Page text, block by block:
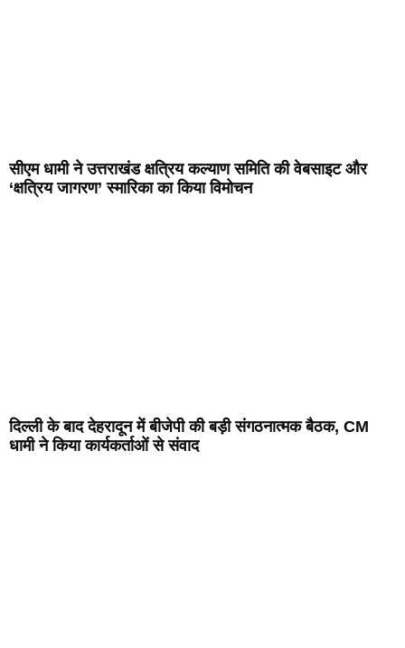
सीएम धामी ने उत्तराखंड क्षत्रिय कल्याण समिति की वेबसाइट और
‘क्षत्रिय जागरण’ स्मारिका का किया विमोचन
दिल्ली के बाद देहरादून में बीजेपी की बड़ी संगठनात्मक बैठक, CM
धामी ने किया कार्यकर्ताओं से संवाद